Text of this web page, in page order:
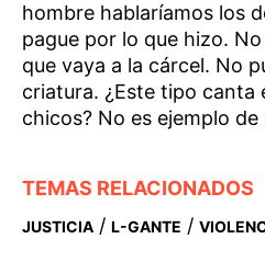
hombre hablaríamos los
pague por lo que hizo.
que vaya a la cárcel. No
criatura. ¿Este tipo canta
chicos? No es ejemplo
TEMAS RELACIONADOS
JUSTICIA / L-GANTE /